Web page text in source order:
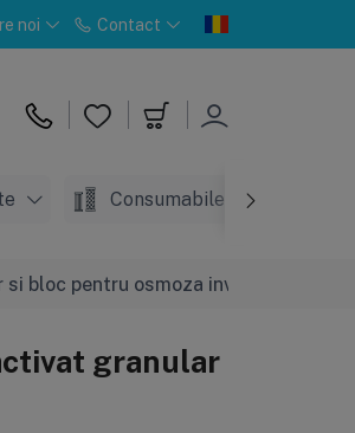
noi Contact
Consumabile
bloc pentru osmoza inversa
granular